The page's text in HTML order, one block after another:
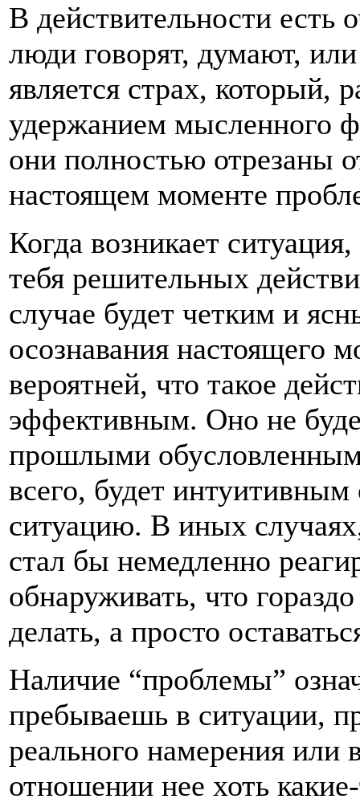
В действительности есть
люди говорят, думают,
является страх, который,
удержанием мысленного
они полностью отрезаны
настоящем моменте
Когда возникает
тебя решительных
случае будет четким и
осознавания настоящего
вероятней, что такое
эффективным. Оно не
прошлыми
всего, будет
ситуацию. В иных
стал бы немедленно
обнаруживать, что
делать, а просто
Наличие “проблемы”
пребываешь в ситуации,
реального намерения или
отношении нее хоть